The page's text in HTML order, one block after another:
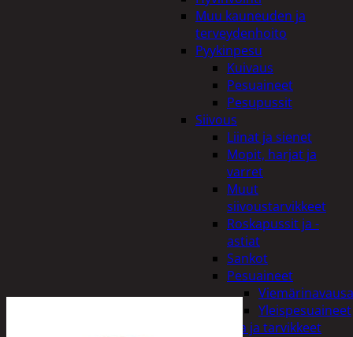
Muu kauneuden ja
terveydenhoito
Pyykinpesu
Kuivaus
Pesuaineet
Pesupussit
Siivous
Liinat ja sienet
Mopit, harjat ja
varret
Muut
siivoustarvikkeet
Roskapussit ja -
astiat
Sankot
Pesuaineet
Yleispesuaineet
Eläintenruoka ja tarvikkeet